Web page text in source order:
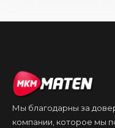
Мы благодарны за
компании, которое мы